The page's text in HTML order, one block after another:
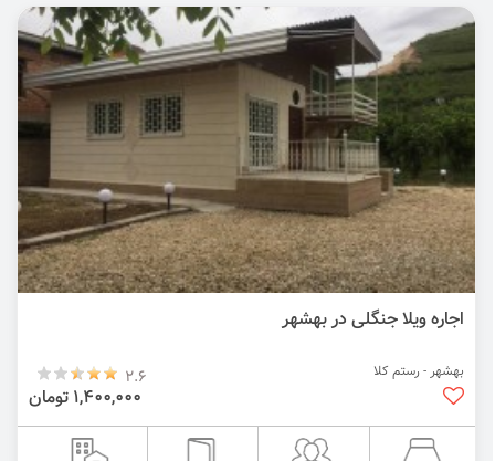
اجاره ویلا جنگلی در بهشهر
بهشهر - رستم کلا 2.6
1,400,000 تومان